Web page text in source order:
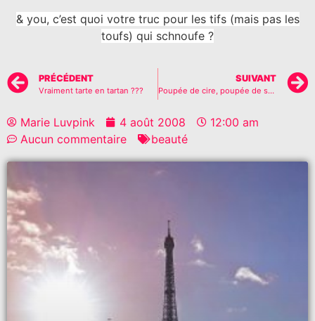
& you, c’est quoi votre truc pour les tifs (mais pas les
toufs) qui schnoufe ?
PRÉCÉDENT
Vraiment tarte en tartan ???
SUIVANT
Poupée de cire, poupée de son ?
Marie Luvpink 4 août 2008
12:00 am
Aucun commentaire
beauté